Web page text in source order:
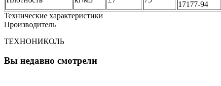
17177-94
Технические характеристики
Производитель
ТЕХНОНИКОЛЬ
Вы недавно смотрели